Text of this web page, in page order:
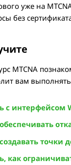
уже на
без
MTCNA
вам
с интерфейсом
точки
как